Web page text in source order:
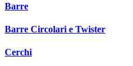
Barre
Barre Circolari e Twister
Cerchi